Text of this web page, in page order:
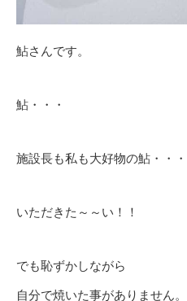
鮎さんです。
鮎・・・
施設長も私も大好物の鮎・・・
いただきた～～い！！
でも恥ずかしながら
自分で焼いた事がありません。